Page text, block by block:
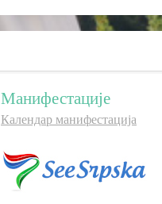
Манифестације
Календар манифестација